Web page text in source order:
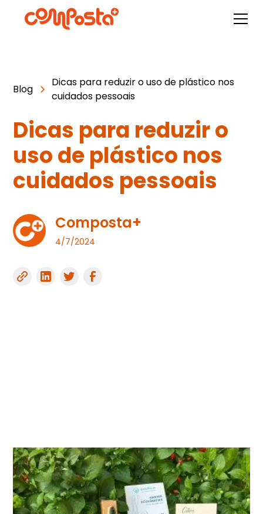
Blog
Dicas para reduzir o uso de plástico nos
cuidados pessoais
Dicas para reduzir o
uso de plástico nos
cuidados pessoais
Composta+
4/7/2024